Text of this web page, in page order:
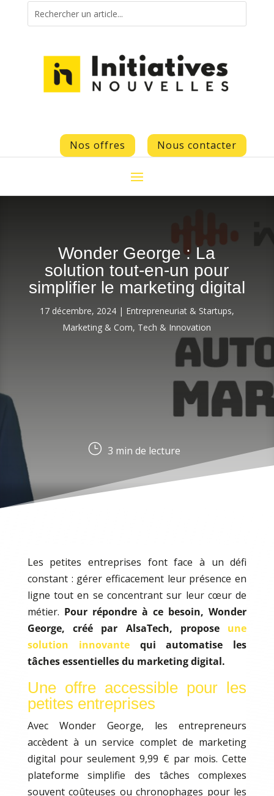
Nos offres Nous contacter
Wonder George : La
solution tout-en-un pour
simplifier le marketing digital
17 décembre, 2024| Entrepreneuriat & Startups,
Marketing & Com, Tech & Innovation
} 3 min de lecture
Les petites entreprises font face à un défi
constant : gérer efficacement leur présence en
ligne tout en se concentrant sur leur cœur de
métier. Pour répondre à ce besoin, Wonder
George, créé par AlsaTech, propose une
solution innovantequi automatise les
tâches essentielles du marketing digital.
Une offre accessible pour les
petites entreprises
Avec Wonder George, les entrepreneurs
accèdent à un service complet de marketing
digital pour seulement 9,99 € par mois. Cette
plateforme simplifie des tâches complexes
souvent coûteuses ou chronophages pour les